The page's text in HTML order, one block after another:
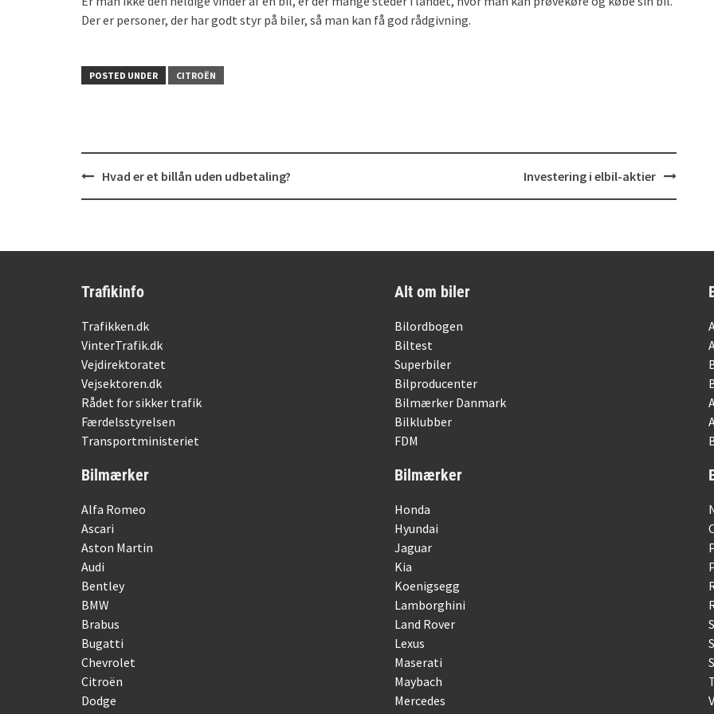
Der er personer, der har godt styr på biler, så man kan få god rådgivning.
POSTED UNDER CITROËN
PostHvad er et billån uden udbetaling? Investering i elbil-aktier
Trafikinfo
Trafikken.dk
VinterTrafik.dk
Vejdirektoratet
Vejsektoren.dk
Rådet for sikker trafik
Færdelsstyrelsen
Transportministeriet
Bilmærker
Alfa Romeo
Ascari
Aston Martin
Audi
Bentley
BMW
Brabus
Bugatti
Chevrolet
Citroën
Dodge
Alt om biler
Bilordbogen
Biltest
Superbiler
Bilproducenter
Bilmærker Danmark
Bilklubber
FDM
Bilmærker
Honda
Hyundai
Jaguar
Kia
Koenigsegg
Lamborghini
Land Rover
Lexus
Maserati
Maybach
Mercedes